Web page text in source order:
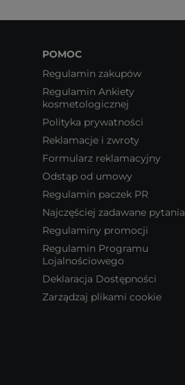
POMOC
Regulamin zakupów
Regulamin Ankiety
kosmetologicznej
Polityka prywatności
Reklamacje i zwroty
Formularz reklamacyjny
Odstąp od umowy
Regulamin paczek PR
Najczęściej zadawane pytania
Regulaminy promocji
Regulamin Programu
Lojalnościowego
Deklaracja Dostępności
Zarządzaj plikami cookie